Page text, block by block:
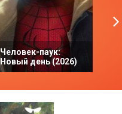
Человек-паук:
Новый день (2026)